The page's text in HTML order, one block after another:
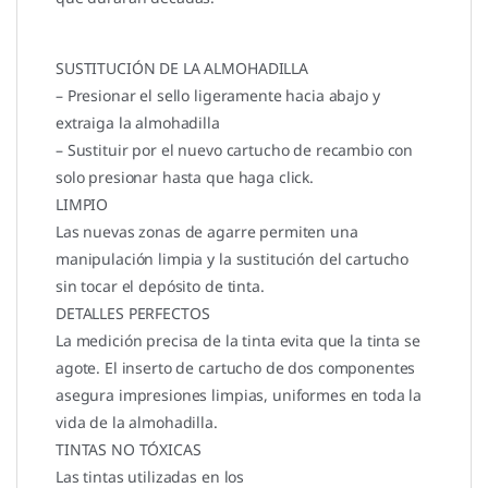
SUSTITUCIÓN DE LA ALMOHADILLA
– Presionar el sello ligeramente hacia abajo y
extraiga la almohadilla
– Sustituir por el nuevo cartucho de recambio con
solo presionar hasta que haga click.
LIMPIO
Las nuevas zonas de agarre permiten una
manipulación limpia y la sustitución del cartucho
sin tocar el depósito de tinta.
DETALLES PERFECTOS
La medición precisa de la tinta evita que la tinta se
agote. El inserto de cartucho de dos componentes
asegura impresiones limpias, uniformes en toda la
vida de la almohadilla.
TINTAS NO TÓXICAS
Las tintas utilizadas en los